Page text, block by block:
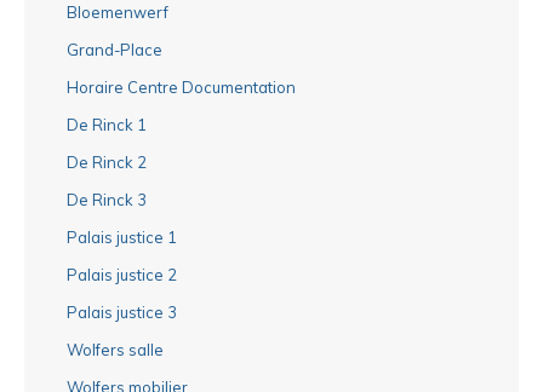
Bloemenwerf
Grand-Place
Horaire Centre Documentation
De Rinck 1
De Rinck 2
De Rinck 3
Palais justice 1
Palais justice 2
Palais justice 3
Wolfers salle
Wolfers mobilier